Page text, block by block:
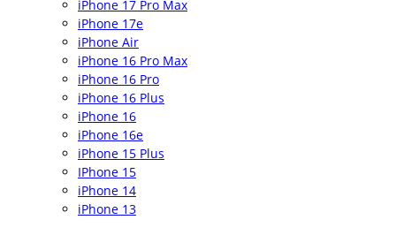
iPhone 17 Pro Max
iPhone 17e
iPhone Air
iPhone 16 Pro Max
iPhone 16 Pro
iPhone 16 Plus
iPhone 16
iPhone 16e
iPhone 15 Plus
IPhone 15
iPhone 14
iPhone 13